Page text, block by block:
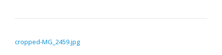
cropped-MG_2459.jpg